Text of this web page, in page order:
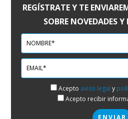
REGÍSTRATE Y TE
SOBRE NOVEDADES
Acepto aviso legal y
Acepto recibir